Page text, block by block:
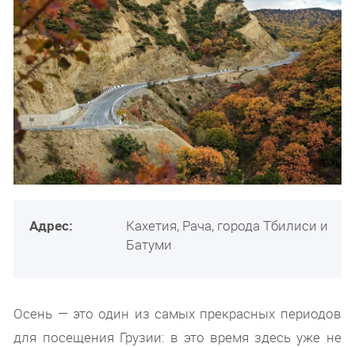
Адрес:
Кахетия, Рача, города Тбилиси и
Батуми
Осень — это один из самых прекрасных периодов
для посещения Грузии: в это время здесь уже не